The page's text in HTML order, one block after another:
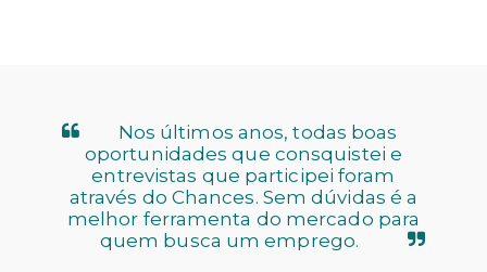
Nos últimos anos, todas boas
oportunidades que consquistei e
entrevistas que participei foram
através do Chances. Sem dúvidas é a
melhor ferramenta do mercado para
quem busca um emprego.